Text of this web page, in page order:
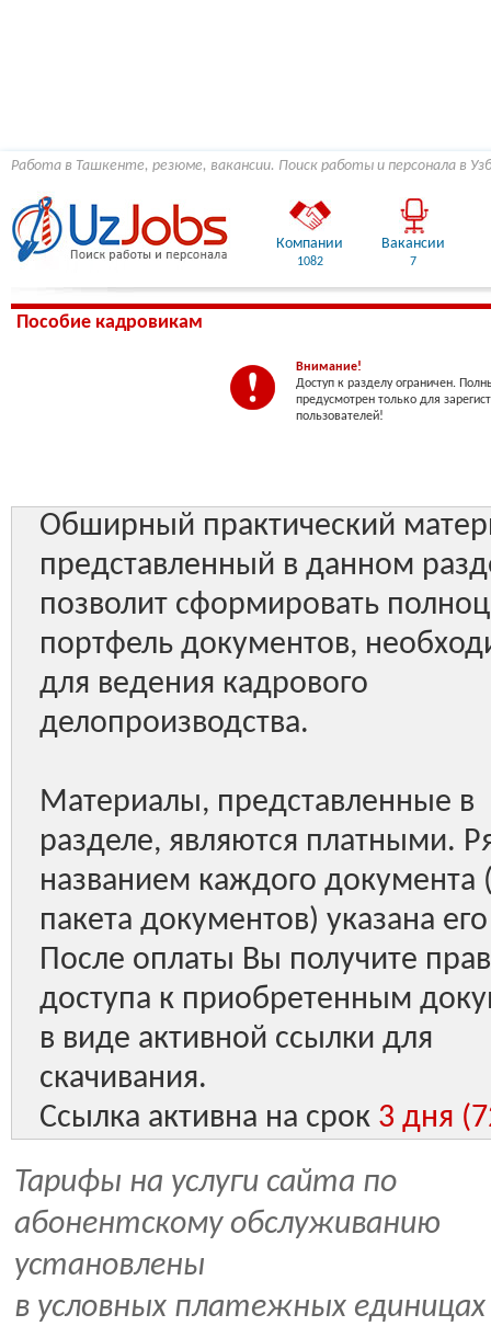
Работа в Ташкенте, резюме, вакансии. Поиск работы и персонала в
Компании
1082
Вакансии
7
Пособие кадровикам
Внимание!
Доступ к разделу ограничен.
предусмотрен только для
пользователей!
Обширный практический
представленный в данном
позволит сформировать
портфель документов,
для ведения кадрового
делопроизводства.
Материалы, представленные в
разделе, являются платными.
названием каждого документа
пакета документов) указана
После оплаты Вы получите
доступа к приобретенным
в виде активной ссылки для
скачивания.
Ссылка активна на срок 3 дня
Тарифы на услуги сайта по
абонентскому обслуживанию
установлены
в условных платежных единицах